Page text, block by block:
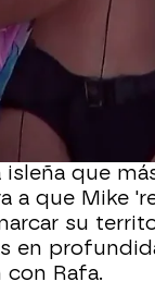
ha
que
la
a Rubén
a
que
a que Mike
su
en
Rafa.